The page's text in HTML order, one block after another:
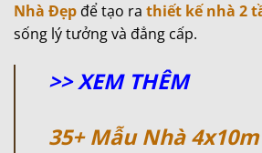
Nhà Đẹp để tạo ra thiết kế nhà 2
sống lý tưởng và đẳng cấp.
>> XEM THÊM
35+ Mẫu Nhà